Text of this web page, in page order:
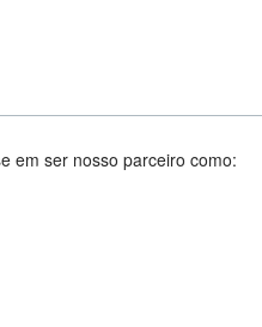
em ser nosso parceiro como: